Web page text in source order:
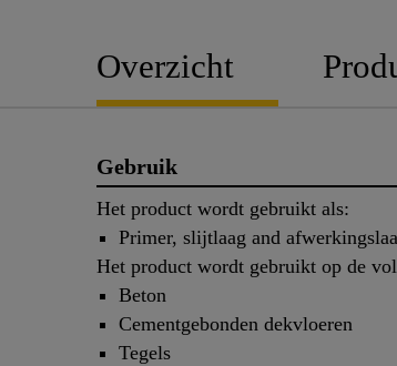
Overzicht
Gebruik
Het product wordt gebruikt als:
Primer, slijtlaag and
Het product wordt gebruikt op de
Beton
Cementgebonden dekvloeren
Tegels